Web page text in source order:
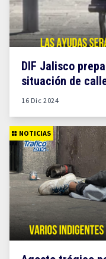
DIF Jalisco
situación de
16 Dic 2024
NOTICIAS